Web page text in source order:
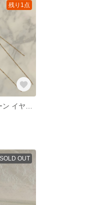
残り1点
SOLD OUT